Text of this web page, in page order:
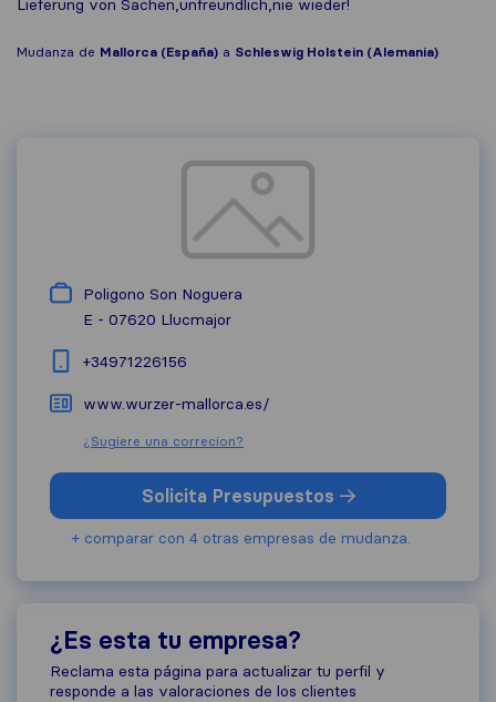
Lieferung von Sachen,unfreundlich,nie wieder!
Mudanza de Mallorca (España) a Schleswig Holstein (Alemania)
Poligono Son Noguera
E - 07620 Llucmajor
+34971226156
www.wurzer-mallorca.es/
¿Sugiere una correcion?
Solicita Presupuestos
+ comparar con 4 otras empresas de mudanza.
¿Es esta tu empresa?
Reclama esta página para actualizar tu perfil y
responde a las valoraciones de los clientes